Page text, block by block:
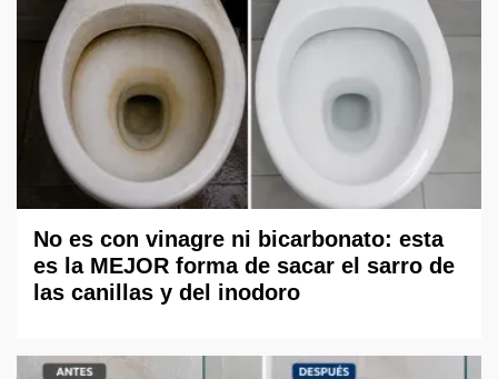
No es con vinagre ni bicarbonato: esta
es la MEJOR forma de sacar el sarro de
las canillas y del inodoro